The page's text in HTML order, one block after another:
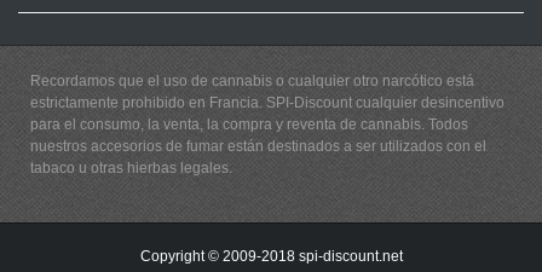
Recordamos que el uso de cannabis o cualquier otro narcótico está
estrictamente prohibido en Francia. SPI-Discount cualquier desincentivo
para el consumo, la venta, la compra y reventa de cannabis. Todos
nuestros accesorios de fumar están destinados a ser utilizados con el
tabaco u otras hierbas legales.
Copyright © 2009-2018 spi-discount.net